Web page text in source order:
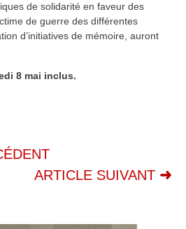
de solidarité en faveur des
de guerre des différentes
d’initiatives de mémoire, auront
8 mai inclus.
ARTICLE SUIVANT